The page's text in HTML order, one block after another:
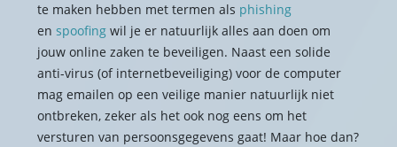
te maken hebben met termen als phishing
en spoofing wil je er natuurlijk alles aan doen om
jouw online zaken te beveiligen. Naast een solide
anti-virus (of internetbeveiliging) voor de computer
mag emailen op een veilige manier natuurlijk niet
ontbreken, zeker als het ook nog eens om het
versturen van persoonsgegevens gaat! Maar hoe dan?